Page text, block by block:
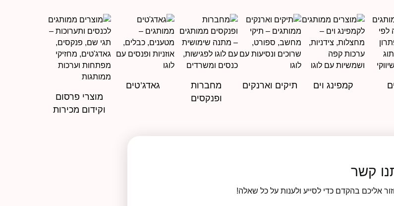
קמפינג וים תיקים וארנקים
מחברות
ופנקסים
גאדג’טים
מוצרי פרסום
וקידום מכירות
קשר
אליכם בהקדם כדי לסייע ולענות על כל שאלה!